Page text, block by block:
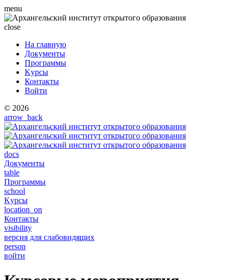
menu
close
На главную
Документы
Программы
Kурсы
Контакты
Войти
© 2026
arrow_back
docs
Документы
table
Программы
school
Kурсы
location_on
Контакты
visibility
версия для слабовидящих
person
войти